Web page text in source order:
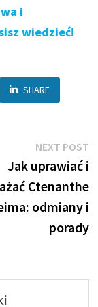
i
wiedzieć!
SHARE
NEXT POST
Jak uprawiać i
Ctenanthe
odmiany i
porady